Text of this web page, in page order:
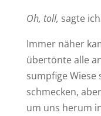
Oh, toll, sagte
Immer näher
übertönte alle
sumpfige
schmecken,
um uns herum